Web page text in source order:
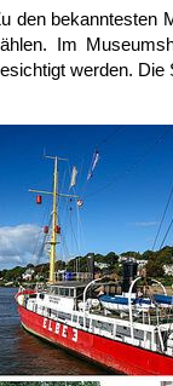
den bekanntesten
Im
werden. Die